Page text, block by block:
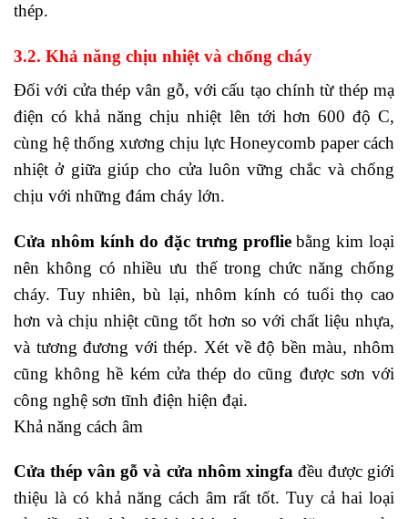
thép.
3.2. Khả năng chịu nhiệt và chống cháy
Đối với cửa thép vân gỗ, với cấu tạo chính từ thép mạ
điện có khả năng chịu nhiệt lên tới hơn 600 độ C,
cùng hệ thống xương chịu lực Honeycomb paper cách
nhiệt ở giữa giúp cho cửa luôn vững chắc và chống
chịu với những đám cháy lớn.
Cửa nhôm kính do đặc trưng profliebằng kim loại
nên không có nhiều ưu thế trong chức năng chống
cháy. Tuy nhiên, bù lại, nhôm kính có tuổi thọ cao
hơn và chịu nhiệt cũng tốt hơn so với chất liệu nhựa,
và tương đương với thép. Xét về độ bền màu, nhôm
cũng không hề kém cửa thép do cũng được sơn với
công nghệ sơn tĩnh điện hiện đại.
Khả năng cách âm
Cửa thép vân gỗ và cửa nhôm xingfađều được giới
thiệu là có khả năng cách âm rất tốt. Tuy cả hai loại